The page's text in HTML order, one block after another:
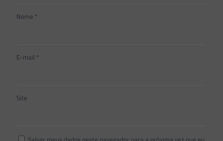
Nome *
E-mail *
Site